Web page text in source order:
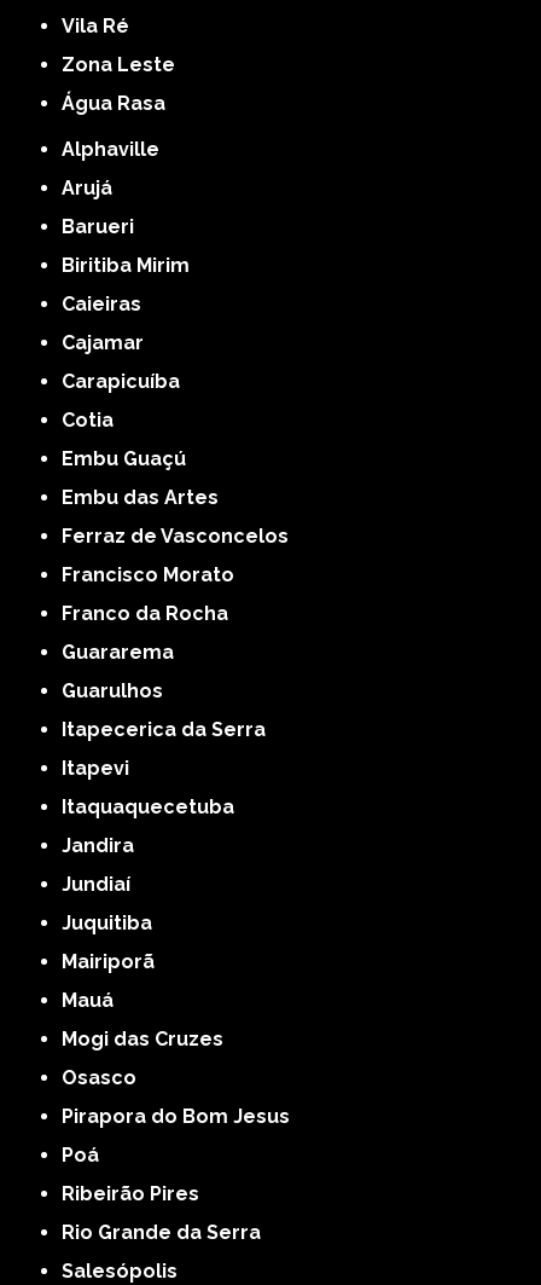
Vila Ré
Zona Leste
Água Rasa
Alphaville
Arujá
Barueri
Biritiba Mirim
Caieiras
Cajamar
Carapicuíba
Cotia
Embu Guaçú
Embu das Artes
Ferraz de Vasconcelos
Francisco Morato
Franco da Rocha
Guararema
Guarulhos
Itapecerica da Serra
Itapevi
Itaquaquecetuba
Jandira
Jundiaí
Juquitiba
Mairiporã
Mauá
Mogi das Cruzes
Osasco
Pirapora do Bom Jesus
Poá
Ribeirão Pires
Rio Grande da Serra
Salesópolis